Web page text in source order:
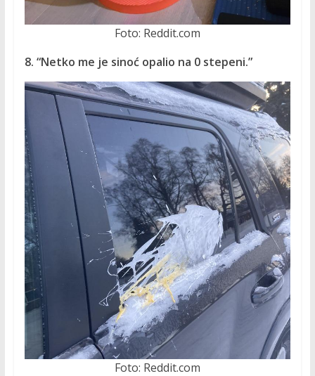
Foto: Reddit.com
8. “Netko me je sinoć opalio na 0 stepeni.”
Foto: Reddit.com